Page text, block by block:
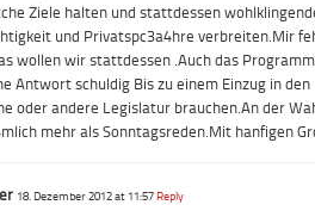
Ziele halten und stattdessen
und Privatspc3a4hre verbreiten.Mir
wollen wir stattdessen .Auch das
Antwort schuldig Bis zu einem Einzug in
oder andere Legislatur brauchen.An der
mehr als Sonntagsreden.Mit hanfigen
18. Dezember 2012 at 11:57 Reply